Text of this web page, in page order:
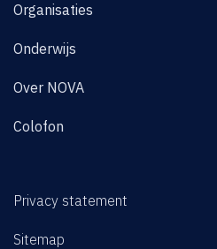
Organisaties
Onderwijs
Over NOVA
Colofon
Privacy statement
Sitemap